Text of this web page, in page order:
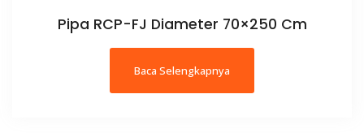
Pipa RCP-FJ Diameter 70×250 Cm
Baca Selengkapnya